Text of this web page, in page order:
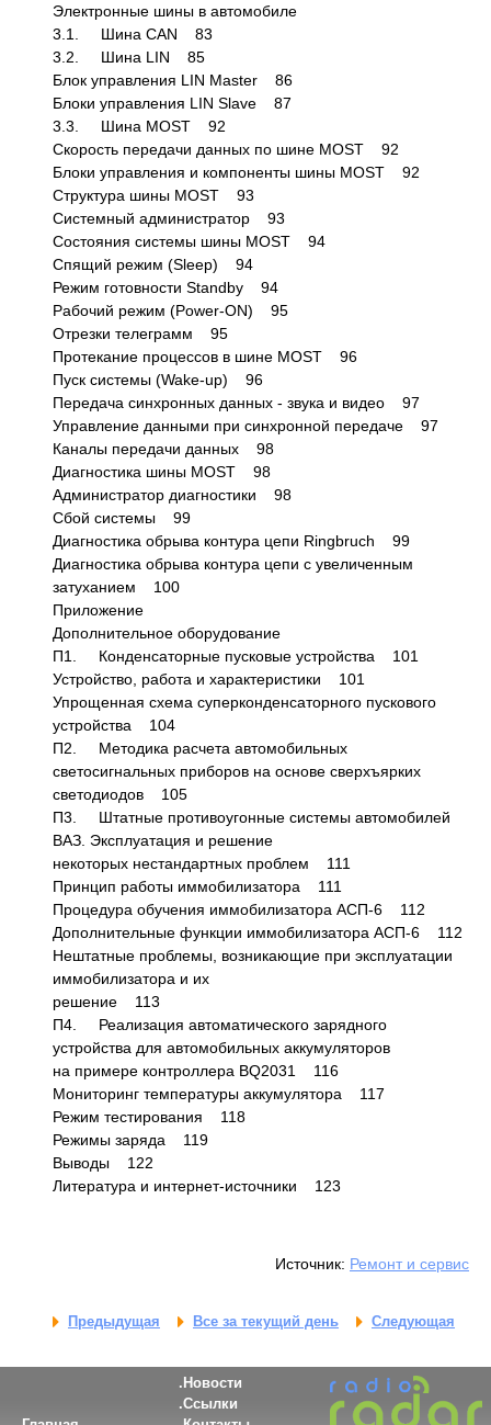
Электронные шины в автомобиле
3.1. Шина CAN 83
3.2. Шина LIN 85
Блок управления LIN Master 86
Блоки управления LIN Slave 87
3.3. Шина MOST 92
Скорость передачи данных по шине MOST 92
Блоки управления и компоненты шины MOST 92
Структура шины MOST 93
Системный администратор 93
Состояния системы шины MOST 94
Спящий режим (Sleep) 94
Режим готовности Standby 94
Рабочий режим (Power-ON) 95
Отрезки телеграмм 95
Протекание процессов в шине MOST 96
Пуск системы (Wake-up) 96
Передача синхронных данных - звука и видео 97
Управление данными при синхронной передаче 97
Каналы передачи данных 98
Диагностика шины MOST 98
Администратор диагностики 98
Сбой системы 99
Диагностика обрыва контура цепи Ringbruch 99
Диагностика обрыва контура цепи с увеличенным
затуханием 100
Приложение
Дополнительное оборудование
П1. Конденсаторные пусковые устройства 101
Устройство, работа и характеристики 101
Упрощенная схема суперконденсаторного пускового
устройства 104
П2. Методика расчета автомобильных
светосигнальных приборов на основе сверхъярких
светодиодов 105
П3. Штатные противоугонные системы автомобилей
ВАЗ. Эксплуатация и решение
некоторых нестандартных проблем 111
Принцип работы иммобилизатора 111
Процедура обучения иммобилизатора АСП-6 112
Дополнительные функции иммобилизатора АСП-6 112
Нештатные проблемы, возникающие при эксплуатации
иммобилизатора и их
решение 113
П4. Реализация автоматического зарядного
устройства для автомобильных аккумуляторов
на примере контроллера BQ2031 116
Мониторинг температуры аккумулятора 117
Режим тестирования 118
Режимы заряда 119
Выводы 122
Литература и интернет-источники 123
Источник: Ремонт и сервис
Предыдущая Все за текущий день Следующая
Новости
Ссылки